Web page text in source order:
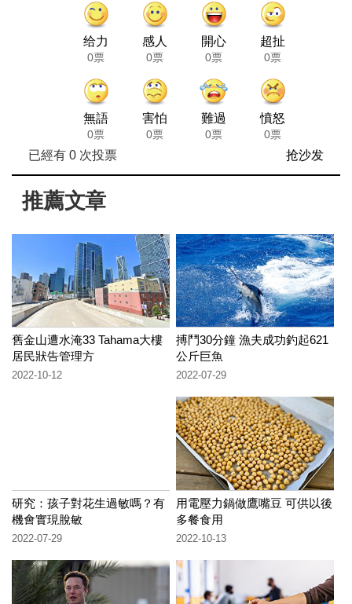
给力
0票
感人
0票
開心
0票
超扯
0票
無語
0票
害怕
0票
難過
0票
憤怒
0票
已經有 0次投票 抢沙发
推薦文章
舊金山遭水淹33 Tahama大樓
居民狀告管理方
2022-10-12
搏鬥30分鐘 漁夫成功釣起621
公斤巨魚
2022-07-29
研究：孩子對花生過敏嗎？有
機會實現脫敏
2022-07-29
用電壓力鍋做鷹嘴豆 可供以後
多餐食用
2022-10-13